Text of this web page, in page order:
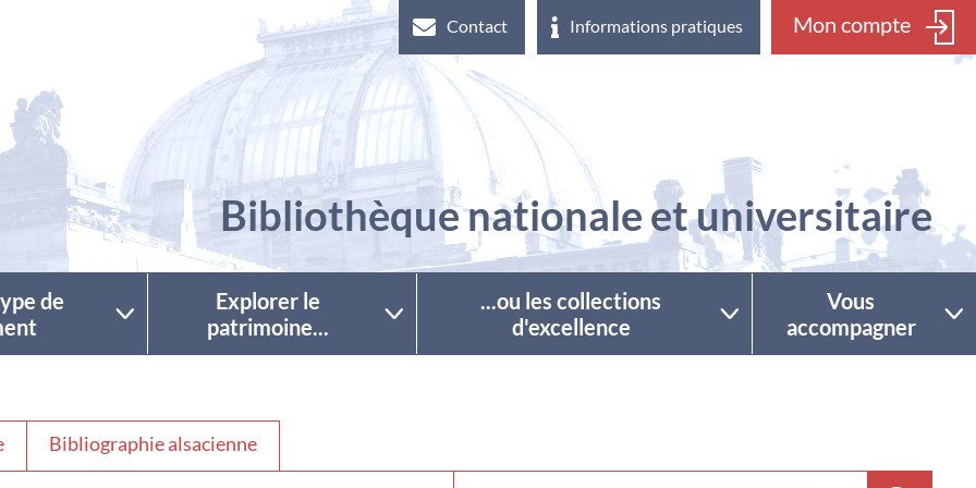
Contact Informations pratiques Mon compte
Bibliothèque nationale et universitaire
de
Explorer le
patrimoine...
...ou les collections
d'excellence
Vous
accompagner
Bibliographie alsacienne